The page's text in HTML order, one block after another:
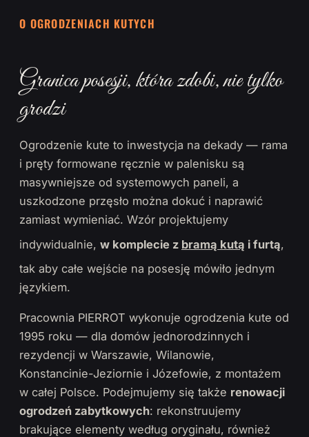
O OGRODZENIACH KUTYCH
Granica posesji, która zdobi, nie tylko
grodzi
Ogrodzenie kute to inwestycja na dekady — rama
i pręty formowane ręcznie w palenisku są
masywniejsze od systemowych paneli, a
uszkodzone przęsło można dokuć i naprawić
zamiast wymieniać. Wzór projektujemy
indywidualnie, w komplecie z bramą kutą i furtą,
tak aby całe wejście na posesję mówiło jednym
językiem.
Pracownia PIERROT wykonuje ogrodzenia kute od
1995 roku — dla domów jednorodzinnych i
rezydencji w Warszawie, Wilanowie,
Konstancinie-Jeziornie i Józefowie, z montażem
w całej Polsce. Podejmujemy się także renowacji
ogrodzeń zabytkowych: rekonstruujemy
brakujące elementy według oryginału, również